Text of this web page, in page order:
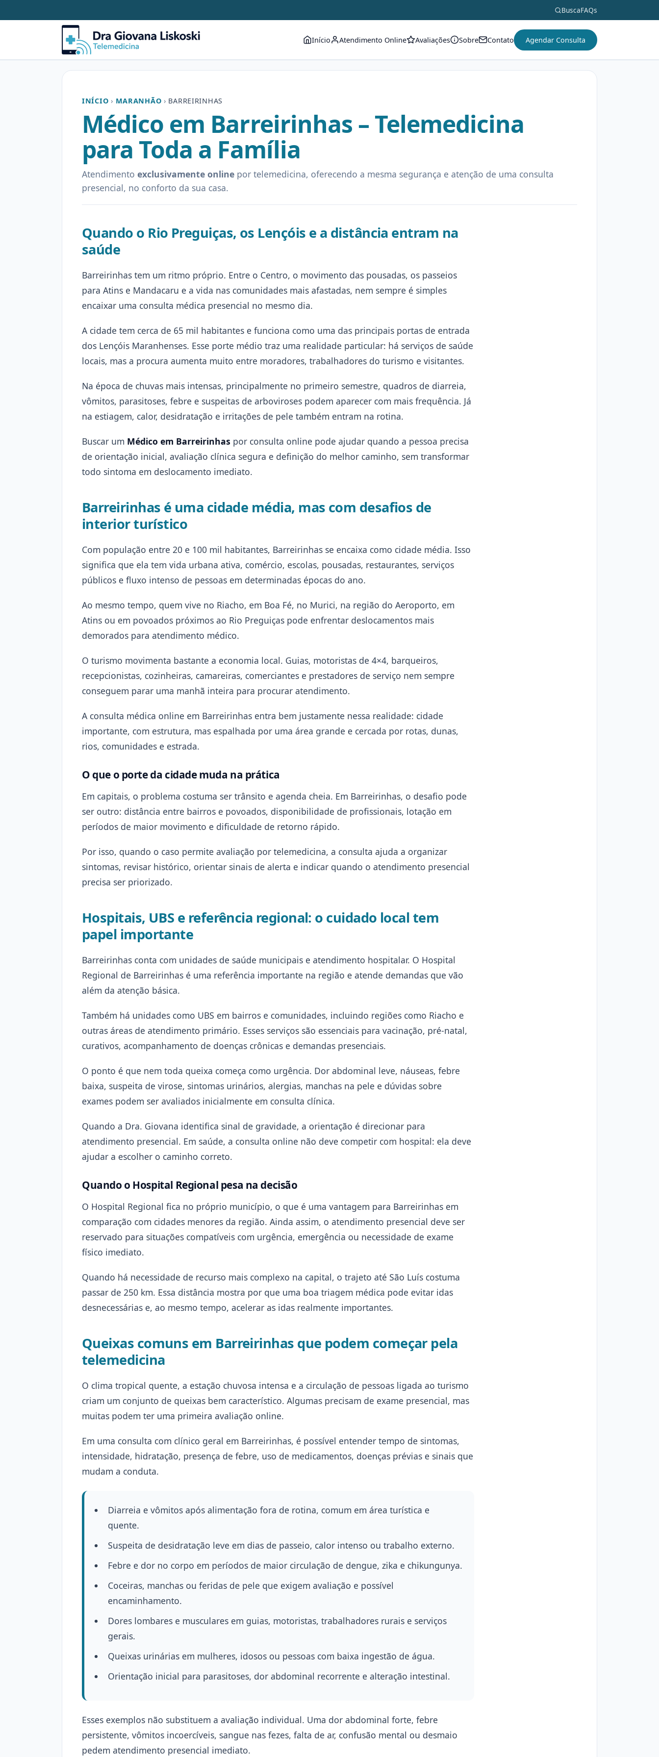
BuscaFAQs
Início Atendimento Online Avaliações Sobre Contato Agendar Consulta
INÍCIO › MARANHÃO › BARREIRINHAS
Médico em Barreirinhas – Telemedicina
para Toda a Família
Atendimento exclusivamente online por telemedicina, oferecendo a mesma segurança e atenção de uma consulta
presencial, no conforto da sua casa.
Quando o Rio Preguiças, os Lençóis e a distância entram na
saúde
Barreirinhas tem um ritmo próprio. Entre o Centro, o movimento das pousadas, os passeios
para Atins e Mandacaru e a vida nas comunidades mais afastadas, nem sempre é simples
encaixar uma consulta médica presencial no mesmo dia.
A cidade tem cerca de 65 mil habitantes e funciona como uma das principais portas de entrada
dos Lençóis Maranhenses. Esse porte médio traz uma realidade particular: há serviços de saúde
locais, mas a procura aumenta muito entre moradores, trabalhadores do turismo e visitantes.
Na época de chuvas mais intensas, principalmente no primeiro semestre, quadros de diarreia,
vômitos, parasitoses, febre e suspeitas de arboviroses podem aparecer com mais frequência. Já
na estiagem, calor, desidratação e irritações de pele também entram na rotina.
Buscar um Médico em Barreirinhas por consulta online pode ajudar quando a pessoa precisa
de orientação inicial, avaliação clínica segura e definição do melhor caminho, sem transformar
todo sintoma em deslocamento imediato.
Barreirinhas é uma cidade média, mas com desafios de
interior turístico
Com população entre 20 e 100 mil habitantes, Barreirinhas se encaixa como cidade média. Isso
significa que ela tem vida urbana ativa, comércio, escolas, pousadas, restaurantes, serviços
públicos e fluxo intenso de pessoas em determinadas épocas do ano.
Ao mesmo tempo, quem vive no Riacho, em Boa Fé, no Murici, na região do Aeroporto, em
Atins ou em povoados próximos ao Rio Preguiças pode enfrentar deslocamentos mais
demorados para atendimento médico.
O turismo movimenta bastante a economia local. Guias, motoristas de 4×4, barqueiros,
recepcionistas, cozinheiras, camareiras, comerciantes e prestadores de serviço nem sempre
conseguem parar uma manhã inteira para procurar atendimento.
A consulta médica online em Barreirinhas entra bem justamente nessa realidade: cidade
importante, com estrutura, mas espalhada por uma área grande e cercada por rotas, dunas,
rios, comunidades e estrada.
O que o porte da cidade muda na prática
Em capitais, o problema costuma ser trânsito e agenda cheia. Em Barreirinhas, o desafio pode
ser outro: distância entre bairros e povoados, disponibilidade de profissionais, lotação em
períodos de maior movimento e dificuldade de retorno rápido.
Por isso, quando o caso permite avaliação por telemedicina, a consulta ajuda a organizar
sintomas, revisar histórico, orientar sinais de alerta e indicar quando o atendimento presencial
precisa ser priorizado.
Hospitais, UBS e referência regional: o cuidado local tem
papel importante
Barreirinhas conta com unidades de saúde municipais e atendimento hospitalar. O Hospital
Regional de Barreirinhas é uma referência importante na região e atende demandas que vão
além da atenção básica.
Também há unidades como UBS em bairros e comunidades, incluindo regiões como Riacho e
outras áreas de atendimento primário. Esses serviços são essenciais para vacinação, pré-natal,
curativos, acompanhamento de doenças crônicas e demandas presenciais.
O ponto é que nem toda queixa começa como urgência. Dor abdominal leve, náuseas, febre
baixa, suspeita de virose, sintomas urinários, alergias, manchas na pele e dúvidas sobre
exames podem ser avaliados inicialmente em consulta clínica.
Quando a Dra. Giovana identifica sinal de gravidade, a orientação é direcionar para
atendimento presencial. Em saúde, a consulta online não deve competir com hospital: ela deve
ajudar a escolher o caminho correto.
Quando o Hospital Regional pesa na decisão
O Hospital Regional fica no próprio município, o que é uma vantagem para Barreirinhas em
comparação com cidades menores da região. Ainda assim, o atendimento presencial deve ser
reservado para situações compatíveis com urgência, emergência ou necessidade de exame
físico imediato.
Quando há necessidade de recurso mais complexo na capital, o trajeto até São Luís costuma
passar de 250 km. Essa distância mostra por que uma boa triagem médica pode evitar idas
desnecessárias e, ao mesmo tempo, acelerar as idas realmente importantes.
Queixas comuns em Barreirinhas que podem começar pela
telemedicina
O clima tropical quente, a estação chuvosa intensa e a circulação de pessoas ligada ao turismo
criam um conjunto de queixas bem característico. Algumas precisam de exame presencial, mas
muitas podem ter uma primeira avaliação online.
Em uma consulta com clínico geral em Barreirinhas, é possível entender tempo de sintomas,
intensidade, hidratação, presença de febre, uso de medicamentos, doenças prévias e sinais que
mudam a conduta.
Diarreia e vômitos após alimentação fora de rotina, comum em área turística e
quente.
Suspeita de desidratação leve em dias de passeio, calor intenso ou trabalho externo.
Febre e dor no corpo em períodos de maior circulação de dengue, zika e chikungunya.
Coceiras, manchas ou feridas de pele que exigem avaliação e possível
encaminhamento.
Dores lombares e musculares em guias, motoristas, trabalhadores rurais e serviços
gerais.
Queixas urinárias em mulheres, idosos ou pessoas com baixa ingestão de água.
Orientação inicial para parasitoses, dor abdominal recorrente e alteração intestinal.
Esses exemplos não substituem a avaliação individual. Uma dor abdominal forte, febre
persistente, vômitos incoercíveis, sangue nas fezes, falta de ar, confusão mental ou desmaio
pedem atendimento presencial imediato.